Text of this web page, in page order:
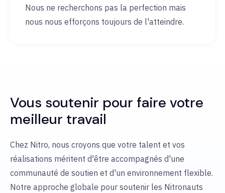
Nous ne recherchons pas la perfection mais
nous nous efforçons toujours de l'atteindre.
Vous soutenir pour faire votre
meilleur travail
Chez Nitro, nous croyons que votre talent et vos
réalisations méritent d'être accompagnés d'une
communauté de soutien et d'un environnement flexible.
Notre approche globale pour soutenir les Nitronauts